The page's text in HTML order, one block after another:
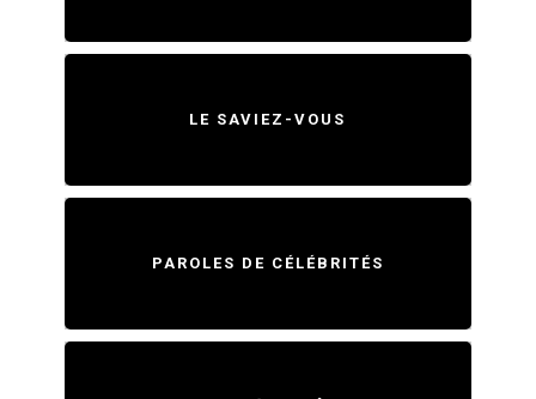
LE SAVIEZ-VOUS
PAROLES DE CÉLÉBRITÉS